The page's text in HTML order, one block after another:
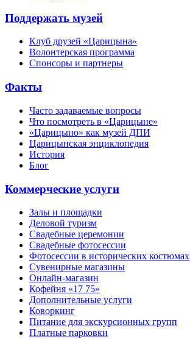
Поддержать музей
Клуб друзей «Царицына»
Волонтерская программа
Спонсоры и партнеры
Факты
Часто задаваемые вопросы
Что посмотреть в «Царицыне»
«Царицыно» как музей ДПИ
Царицынская энциклопедия
История
Блог
Коммерческие услуги
Залы и площадки
Деловой туризм
Свадебные церемонии
Свадебные фотосессии
Фотосессии в исторических костюмах
Сувенирные магазины
Онлайн-магазин
Кофейня «17 75»
Дополнительные услуги
Коворкинг
Питание для экскурсионных групп
Платные парковки